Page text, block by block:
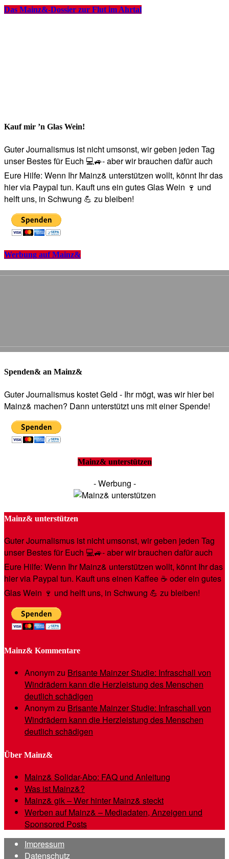
Das Mainz&-Dossier zur Flut im Ahrtal
Kauf mir ’n Glas Wein!
Guter Journalismus ist nicht umsonst, wir geben jeden Tag
unser Bestes für Euch 💻🚙- aber wir brauchen dafür auch
Eure Hilfe: Wenn Ihr Mainz& unterstützen wollt, könnt Ihr das
hier via Paypal tun. Kauft uns ein gutes Glas Wein 🍷 und
helft uns, in Schwung 💪 zu bleiben!
Werbung auf Mainz&
Spenden& an Mainz&
Guter Journalismus kostet Geld - Ihr mögt, was wir hier bei
Mainz& machen? Dann unterstützt uns mit einer Spende!
Mainz& unterstützen
- Werbung -
Mainz& unterstützen
Guter Journalismus ist nicht umsonst, wir geben jeden Tag
unser Bestes für Euch 💻🚙- aber wir brauchen dafür auch
Eure Hilfe: Wenn Ihr Mainz& unterstützen wollt, könnt Ihr das
hier via Paypal tun. Kauft uns einen Kaffee ☕️ oder ein gutes
Glas Wein 🍷 und helft uns, in Schwung 💪 zu bleiben!
Mainz& Kommentare
Anonymzu Brisante Mainzer Studie: Infraschall von
Windrädern kann die Herzleistung des Menschen
deutlich schädigen
Anonymzu Brisante Mainzer Studie: Infraschall von
Windrädern kann die Herzleistung des Menschen
deutlich schädigen
Über Mainz&
Mainz& Solidar-Abo: FAQ und Anleitung
Was ist Mainz&?
Mainz& gik – Wer hinter Mainz& steckt
Werben auf Mainz& – Mediadaten, Anzeigen und
Sponsored Posts
Impressum
Datenschutz